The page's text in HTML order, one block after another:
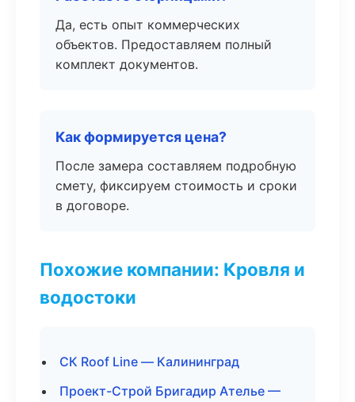
Да, есть опыт коммерческих
объектов. Предоставляем полный
комплект документов.
Как формируется цена?
После замера составляем подробную
смету, фиксируем стоимость и сроки
в договоре.
Похожие компании: Кровля и
водостоки
СК Roof Line — Калининград
Проект-Строй Бригадир Ателье —